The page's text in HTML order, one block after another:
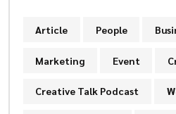
Article People
Marketing Event
Creative Talk Podcast